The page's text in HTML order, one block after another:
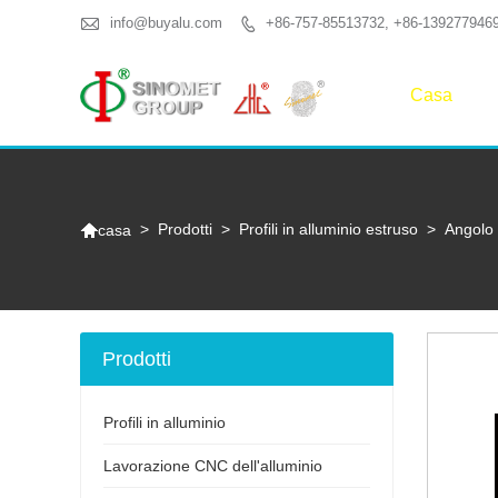
 info@buyalu.com  +86-757-85513732, +86-
Casa
casa > Prodotti > Profili in alluminio estruso > Angolo
Prodotti
Profili in alluminio
Lavorazione CNC dell'alluminio